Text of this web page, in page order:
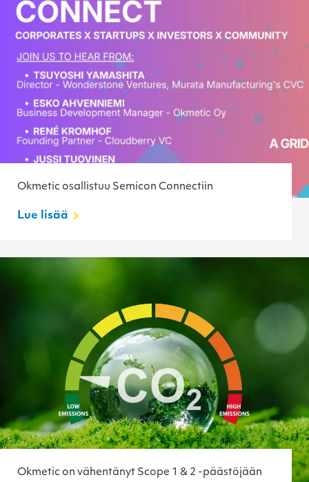
Okmetic osallistuu Semicon Connectiin
Lue lisää
Okmetic on vähentänyt Scope 1 & 2 -päästöjään